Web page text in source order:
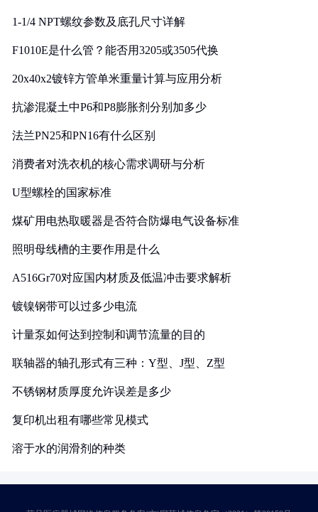
1-1/4 NPT螺纹参数及底孔尺寸详解
F1010E是什么管？能否用3205或3505代换
20x40x2镀锌方管单米重量计算与应用分析
抗渗混凝土中P6和P8膨胀剂分别加多少
法兰PN25和PN16有什么区别
消费者对洗衣机的核心需求调研与分析
U型螺栓的国家标准
煤矿用电热取暖器是否符合防爆电气设备标准
照明母线槽的主要作用是什么
A516Gr70对应国内材质及低温冲击要求解析
镀镍钢带可以过多少电流
计量泵如何达到控制和调节流量的目的
联轴器的轴孔形式有三种：Y型、J型、Z型
不锈钢材质厚度允许误差是多少
复印机出租有哪些常见模式
溶于水的润滑剂的种类